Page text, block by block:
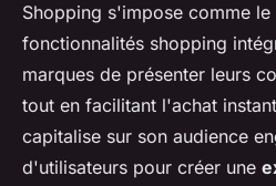
Shopping s'impose comme
fonctionnalités shopping
marques de présenter leurs
tout en facilitant l'achat
capitalise sur son audience
d'utilisateurs pour créer une